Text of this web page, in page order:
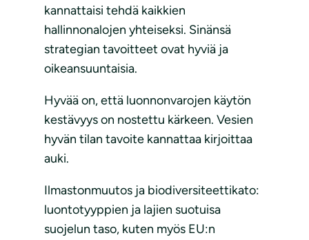
kannattaisi tehdä kaikkien
hallinnonalojen yhteiseksi. Sinänsä
strategian tavoitteet ovat hyviä ja
oikeansuuntaisia.
Hyvää on, että luonnonvarojen käytön
kestävyys on nostettu kärkeen. Vesien
hyvän tilan tavoite kannattaa kirjoittaa
auki.
Ilmastonmuutos ja biodiversiteettikato:
luontotyyppien ja lajien suotuisa
suojelun taso, kuten myös EU:n